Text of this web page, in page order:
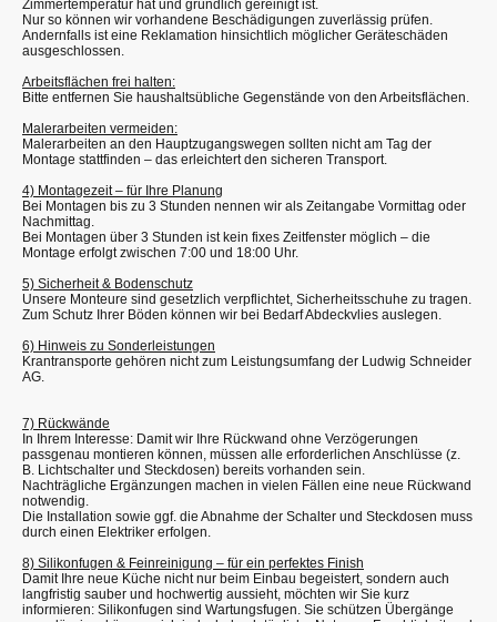
Zimmertemperatur hat und gründlich gereinigt ist.
Nur so können wir vorhandene Beschädigungen zuverlässig prüfen.
Andernfalls ist eine Reklamation hinsichtlich möglicher Geräteschäden
ausgeschlossen.
Arbeitsflächen frei halten:
Bitte entfernen Sie haushaltsübliche Gegenstände von den Arbeitsflächen.
Malerarbeiten vermeiden:
Malerarbeiten an den Hauptzugangswegen sollten nicht am Tag der
Montage stattfinden – das erleichtert den sicheren Transport.
4) Montagezeit – für Ihre Planung
Bei Montagen bis zu 3 Stunden nennen wir als Zeitangabe Vormittag oder
Nachmittag.
Bei Montagen über 3 Stunden ist kein fixes Zeitfenster möglich – die
Montage erfolgt zwischen 7:00 und 18:00 Uhr.
5) Sicherheit & Bodenschutz
Unsere Monteure sind gesetzlich verpflichtet, Sicherheitsschuhe zu tragen.
Zum Schutz Ihrer Böden können wir bei Bedarf Abdeckvlies auslegen.
6) Hinweis zu Sonderleistungen
Krantransporte gehören nicht zum Leistungsumfang der Ludwig Schneider
AG.
7) Rückwände
In Ihrem Interesse: Damit wir Ihre Rückwand ohne Verzögerungen
passgenau montieren können, müssen alle erforderlichen Anschlüsse (z.
B. Lichtschalter und Steckdosen) bereits vorhanden sein.
Nachträgliche Ergänzungen machen in vielen Fällen eine neue Rückwand
notwendig.
Die Installation sowie ggf. die Abnahme der Schalter und Steckdosen muss
durch einen Elektriker erfolgen.
8) Silikonfugen & Feinreinigung – für ein perfektes Finish
Damit Ihre neue Küche nicht nur beim Einbau begeistert, sondern auch
langfristig sauber und hochwertig aussieht, möchten wir Sie kurz
informieren: Silikonfugen sind Wartungsfugen. Sie schützen Übergänge